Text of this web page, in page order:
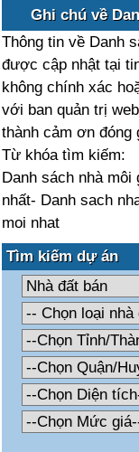
Ghi chú về
Thông tin về Danh
được cập nhật tại
không chính xác
với ban quản trị
thành cảm ơn đóng
Từ khóa tìm kiếm:
Danh sách nhà
nhất- Danh sach
moi nhat
Tìm kiếm dự án